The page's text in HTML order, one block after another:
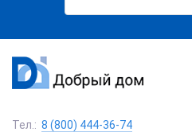
Тел.: 8 (800) 444-36-74